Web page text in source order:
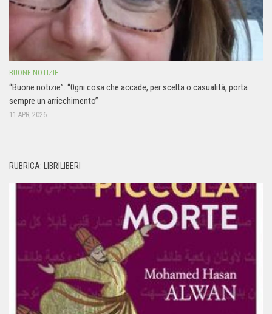
BUONE NOTIZIE
“Buone notizie”. “0gni cosa che accade, per scelta o casualità, porta
sempre un arricchimento”
11 APR, 2026
RUBRICA: LIBRILIBERI